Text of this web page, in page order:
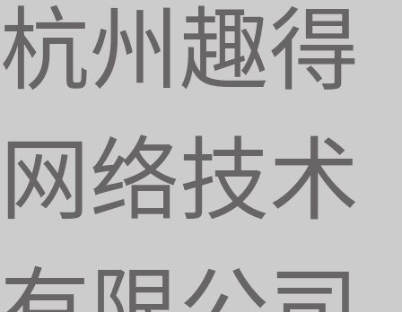
杭州趣得
网络技术